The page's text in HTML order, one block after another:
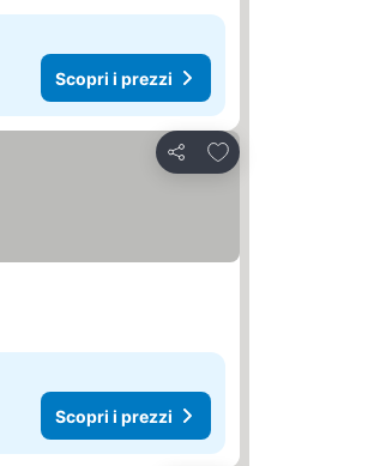
Scopri i prezzi
Condividi
Aggiungi ai preferiti
Scopri i prezzi